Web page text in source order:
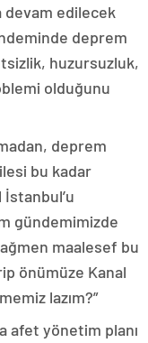
devam edilecek
deprem
huzursuzluk,
olduğunu
deprem
bu kadar
İstanbul’u
gündemimizde
maalesef bu
önümüze Kanal
lazım?”
afet yönetim planı